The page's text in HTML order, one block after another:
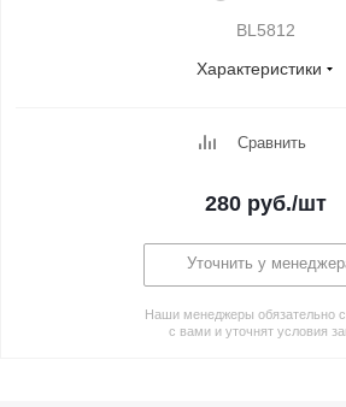
BL5812
Характеристики
Сравнить
280 руб./шт
Уточнить у
Наши менеджеры обязательно
с вами и уточнят условия